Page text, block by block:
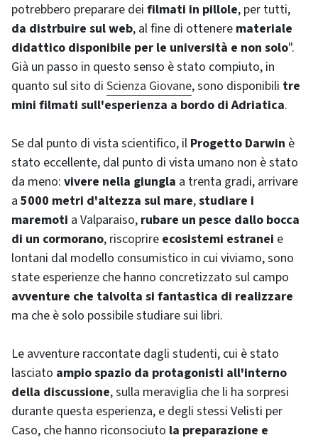
potrebbero preparare dei filmati in pillole, per tutti,
da distrbuire sul web, al fine di ottenere materiale
didattico disponibile per le università e non solo".
Già un passo in questo senso è stato compiuto, in
quanto sul sito di Scienza Giovane, sono disponibili tre
mini filmati sull'esperienza a bordo di Adriatica.
Se dal punto di vista scientifico, il Progetto Darwin è
stato eccellente, dal punto di vista umano non è stato
da meno: vivere nella giungla a trenta gradi, arrivare
a 5000 metri d'altezza sul mare,studiare i
maremoti a Valparaiso, rubare un pesce dallo bocca
di un cormorano, riscoprire ecosistemi estranei e
lontani dal modello consumistico in cui viviamo, sono
state esperienze che hanno concretizzato sul campo
avventure che talvolta si fantastica di realizzare
ma che è solo possibile studiare sui libri.
Le avventure raccontate dagli studenti, cui è stato
lasciato ampio spazio da protagonisti all'interno
della discussione, sulla meraviglia che li ha sorpresi
durante questa esperienza, e degli stessi Velisti per
Caso, che hanno riconsociuto la preparazione e